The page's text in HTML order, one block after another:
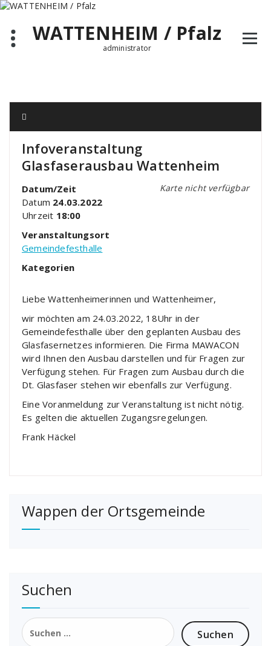
Zum
springenWATTENHEIM / Pfalz
administrator
Infoveranstaltung
Glasfaserausbau Wattenheim
Karte nicht verfügbar
Datum/Zeit
Datum 24.03.2022
Uhrzeit 18:00
Veranstaltungsort
Gemeindefesthalle
Kategorien
Liebe Wattenheimerinnen und Wattenheimer,
wir möchten am 24.03.2022, 18Uhr in der
Gemeindefesthalle über den geplanten Ausbau des
Glasfasernetzes informieren. Die Firma MAWACON
wird Ihnen den Ausbau darstellen und für Fragen zur
Verfügung stehen. Für Fragen zum Ausbau durch die
Dt. Glasfaser stehen wir ebenfalls zur Verfügung.
Eine Voranmeldung zur Veranstaltung ist nicht nötig.
Es gelten die aktuellen Zugangsregelungen.
Frank Häckel
Wappen der Ortsgemeinde
Suchen
Suchen
nach: